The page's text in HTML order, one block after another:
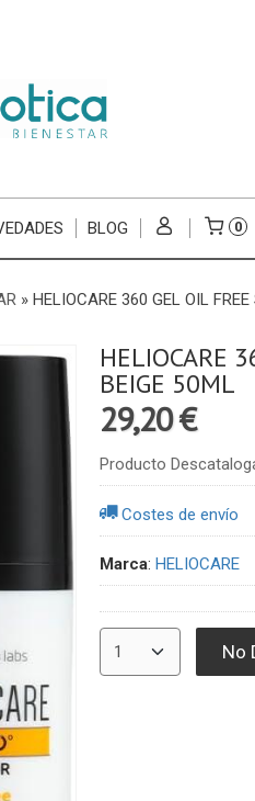
BLOG 0
» HELIOCARE 360 GEL OIL
HELIOCARE
BEIGE 50ML
29,20 €
Producto
Costes de envío
Marca: HELIOCARE
No